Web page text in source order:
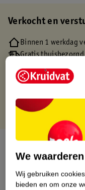
Verkocht en
Binnen 1 werkdag
Gratis thuisbezorgd
Gratis retourneren
Gratis punten met
Over dit
We
Wij gebruiken
bieden en om onze